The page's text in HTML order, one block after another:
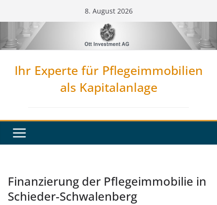
Inhalt
springen
8. August 2026
Ihr Experte für Pflegeimmobilien
als Kapitalanlage
Finanzierung der Pflegeimmobilie in
Schieder-Schwalenberg